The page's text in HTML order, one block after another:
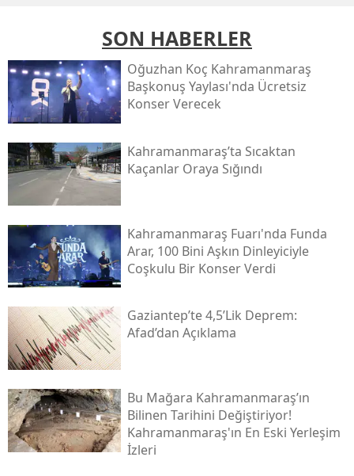
SON HABERLER
Oğuzhan Koç Kahramanmaraş
Başkonuş Yaylası'nda Ücretsiz
Konser Verecek
Kahramanmaraş’ta Sıcaktan
Kaçanlar Oraya Sığındı
Kahramanmaraş Fuarı'nda Funda
Arar, 100 Bini Aşkın Dinleyiciyle
Coşkulu Bir Konser Verdi
Gaziantep’te 4,5’lik Deprem:
Afad’dan Açıklama
Bu Mağara Kahramanmaraş’ın
Bilinen Tarihini Değiştiriyor!
Kahramanmaraş'ın En Eski Yerleşim
İzleri